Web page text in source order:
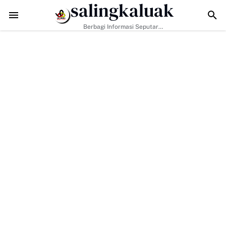
Data Sosial Jadi Kunci, Hj. Aida Dorong Nagari Aktif Pastikan
salingkaluak
Berbagi Informasi Seputar